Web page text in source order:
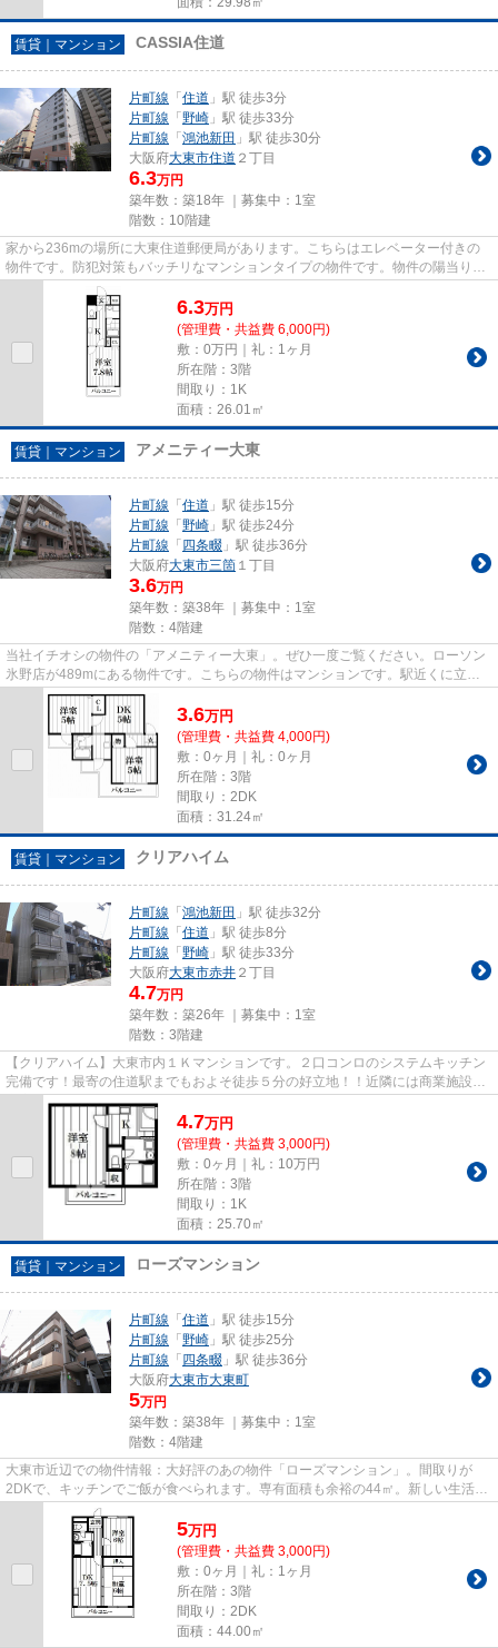
賃貸｜マンション CASSIA住道
片町線 「 住道 」駅 徒歩3分
片町線 「 野崎 」駅 徒歩33分
片町線 「 鴻池新田 」駅 徒歩30分
大阪府大東市住道 ２丁目
6.3万円
築年数：築18年 ｜募集中： 1室
階数：10階建
家から236mの場所に大東住道郵便局があります。こちらはエレベーター付きの
物件です。防犯対策もバッチリなマンションタイプの物件です。物件の陽当りも
良く、昼間には照明要らずで経...
6.3万円
(管理費・共益費 6,000円)
敷：0万円｜礼：1ヶ月
所在階：3階
間取り：1K
面積：26.01㎡
賃貸｜マンション アメニティー大東
片町線 「 住道 」駅 徒歩15分
片町線 「 野崎 」駅 徒歩24分
片町線 「 四条畷 」駅 徒歩36分
大阪府大東市三箇 １丁目
3.6万円
築年数：築38年 ｜募集中： 1室
階数：4階建
当社イチオシの物件の「アメニティー大東」。ぜひ一度ご覧ください。ローソン
氷野店が489mにある物件です。こちらの物件はマンションです。駅近くに立地
する物件で、徒歩15分程でアク...
3.6万円
(管理費・共益費 4,000円)
敷：0ヶ月｜礼：0ヶ月
所在階：3階
間取り：2DK
面積：31.24㎡
賃貸｜マンション クリアハイム
片町線 「 鴻池新田 」駅 徒歩32分
片町線 「 住道 」駅 徒歩8分
片町線 「 野崎 」駅 徒歩33分
大阪府大東市赤井 ２丁目
4.7万円
築年数：築26年 ｜募集中： 1室
階数：3階建
【クリアハイム】大東市内１Ｋマンションです。２口コンロのシステムキッチン
完備です！最寄の住道駅までもおよそ徒歩５分の好立地！！近隣には商業施設も
4.7万円
(管理費・共益費 3,000円)
敷：0ヶ月｜礼：10万円
所在階：3階
間取り：1K
面積：25.70㎡
賃貸｜マンション ローズマンション
片町線 「 住道 」駅 徒歩15分
片町線 「 野崎 」駅 徒歩25分
片町線 「 四条畷 」駅 徒歩36分
大阪府大東市大東町
5万円
築年数：築38年 ｜募集中： 1室
階数：4階建
大東市近辺での物件情報：大好評のあの物件「ローズマンション」。間取りが
2DKで、キッチンでご飯が食べられます。専有面積も余裕の44㎡。新しい生活
に、5万円のお住まいはいかがでし...
5万円
(管理費・共益費 3,000円)
敷：0ヶ月｜礼：1ヶ月
所在階：3階
間取り：2DK
面積：44.00㎡